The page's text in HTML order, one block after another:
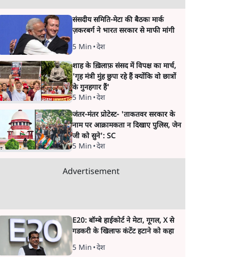
संसदीय समिति-मेटा की बैठकः मार्क
ज़करबर्ग ने भारत सरकार से माफी मांगी
5 Min •देश
शाह के ख़िलाफ़ संसद में विपक्ष का मार्च,
'गृह मंत्री मुंह छुपा रहे हैं क्योंकि वो छात्रों
के गुनहगार हैं'
5 Min •देश
जंतर-मंतर प्रोटेस्ट- 'ताकतवर सरकार के
नाम पर आक्रामकता न दिखाए पुलिस, जेन
जी को सुने': SC
5 Min •देश
Advertisement
E20: बॉम्बे हाईकोर्ट ने मेटा, गूगल, X से
गडकरी के खिलाफ कंटेंट हटाने को कहा
5 Min •देश